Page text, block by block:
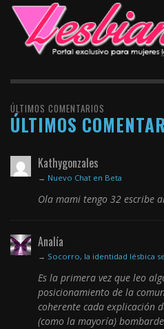
ÚLTIMOS COMENTARIOS
ÚLTIMOS
Kathygonzales
→ Nuevo Chat en Beta
Ola mami tengo 32 escribe
Analía
→ Socorro, la identidad lésbica
Es la primera vez que leo
posicionamiento de la
coherente cada explicación
(como la mayoría)